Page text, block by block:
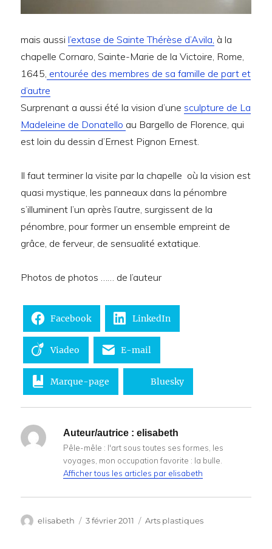
mais aussil’extase de Sainte Thérèse d’Avila, à la
chapelle Cornaro, Sainte-Marie de la Victoire, Rome,
1645, entourée des membres de sa famille de part et
d’autre
Surprenant a aussi été la vision d’unesculpture de La
Madeleine de Donatello au Bargello de Florence, qui
est loin du dessin d’Ernest Pignon Ernest.
Il faut terminer la visite par la chapelle où la vision est
quasi mystique, les panneaux dans la pénombre
s’illuminent l’un après l’autre, surgissent de la
pénombre, pour former un ensemble empreint de
grâce, de ferveur, de sensualité extatique.
Photos de photos …… de l’auteur
Facebook LinkedIn
Viadeo E-mail
Marque-page Bluesky
Auteur/autrice : elisabeth
Pêle-mêle : l'art sous toutes ses formes, les
voyages, mon occupation favorite : la bulle.
Afficher tous les articles par elisabeth
Auteur
elisabeth
Publié
3 février 2011 Catégories
Arts plastiques